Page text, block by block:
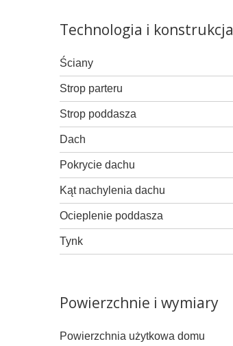
Technologia i konstrukcja
Ściany
Strop parteru
Strop poddasza
Dach
Pokrycie dachu
Kąt nachylenia dachu
Ocieplenie poddasza
Tynk
Powierzchnie i wymiary
Powierzchnia użytkowa domu